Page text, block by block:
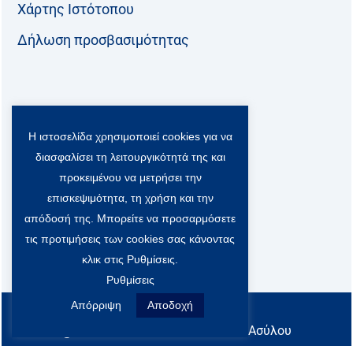
Χάρτης Ιστότοπου
Δήλωση προσβασιμότητας
F
a
o
k
T
w
t
t
e
r
-
x
c
L
i
k
e
d
i
n
Y
o
u
t
u
b
e
Viber Community:
All rights reserved
@ Υπουργείο Μετανάστευσης & Ασύλου
Η ιστοσελίδα χρησιμοποιεί cookies για να
διασφαλίσει τη λειτουργικότητά της και
προκειμένου να μετρήσει την
επισκεψιμότητα, τη χρήση και την
απόδοσή της. Μπορείτε να προσαρμόσετε
τις προτιμήσεις των cookies σας κάνοντας
κλικ στις Ρυθμίσεις.
Ρυθμίσεις
Απόρριψη Αποδοχή